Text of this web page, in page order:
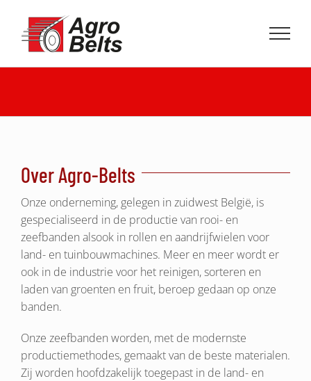
inhoud
Over Agro-Belts
Onze onderneming, gelegen in zuidwest België, is
gespecialiseerd in de productie van rooi- en
zeefbanden alsook in rollen en aandrijfwielen voor
land- en tuinbouwmachines. Meer en meer wordt er
ook in de industrie voor het reinigen, sorteren en
laden van groenten en fruit, beroep gedaan op onze
banden.
Onze zeefbanden worden, met de modernste
productiemethodes, gemaakt van de beste materialen.
Zij worden hoofdzakelijk toegepast in de land- en